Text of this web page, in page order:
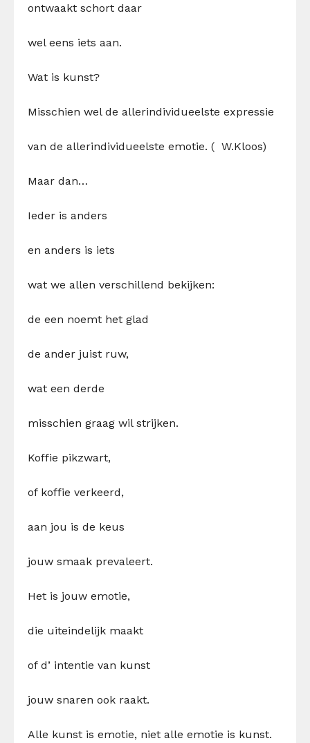
ontwaakt schort daar
wel eens iets aan.
Wat is kunst?
Misschien wel de allerindividueelste expressie
van de allerindividueelste emotie. ( W.Kloos)
Maar dan…
Ieder is anders
en anders is iets
wat we allen verschillend bekijken:
de een noemt het glad
de ander juist ruw,
wat een derde
misschien graag wil strijken.
Koffie pikzwart,
of koffie verkeerd,
aan jou is de keus
jouw smaak prevaleert.
Het is jouw emotie,
die uiteindelijk maakt
of d’ intentie van kunst
jouw snaren ook raakt.
Alle kunst is emotie, niet alle emotie is kunst.